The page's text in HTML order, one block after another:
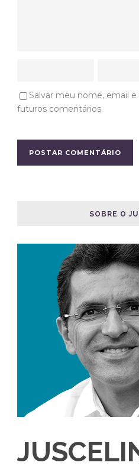
Salvar meu nome, email
futuros comentários.
SOBRE O